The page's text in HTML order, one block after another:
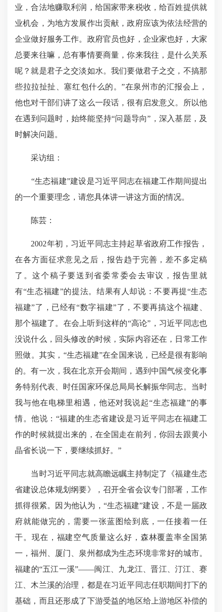
业，合法地赚取利润，给国家带来税收，给百姓提供就
业机会，为地方发展作出贡献，政府应该为依法经营的
企业做好服务工作。政府官员也好，企业家也好，大家
总要来往嘛，总有事情要商量，你来我往，是什么关系
呢？就是君子之交淡如水。我们要做君子之交，不搞那
些拉拉扯扯、塞红包什么的。”在泉州市的汇报会上，
他也对干部们讲了这么一段话，很有启发意义。所以他
在遇到问题时，始终能坚持“问题导向”，深入基层，及
时解决问题。
采访组：
“生态福建”建设是习近平同志在福建工作期间提出
的一个重要理念，请您具体讲一讲这方面的情况。
陈芸：
2002年初，习近平同志主持起草省政府工作报告，
在各方面征求意见之后，报告趋于完善，差不多定稿
了。这个稿子要送到省委常委会去审议，报告里就
有“生态福建”的提法。结果有人却说：不要再提“生态
福建”了，已经有“数字福建”了，不要再搞这个福建、
那个福建了。在会上听到这样的“高论”，习近平同志也
没说什么，回头修改的时候，实际内容还在，日常工作
照做。其实，“生态福建”在全国来说，已经是很有影响
的。有一次，我在北京开会期间，遇到中国气候变化事
务特别代表、时任国家环保总局局长解振华同志。当时
我与他在电梯里相遇，他还对我说起“生态福建”的事
情。他说：“福建的生态省建设是习近平同志在福建工
作的时候就提出来的，在全国走在前列，你回去跟黄小
晶省长说一下，要继续抓好。”
当时习近平同志就高瞻远瞩主持制定了《福建生态
省建设总体规划纲要》，召开全省会议专门部署，工作
抓得很紧。因为他认为，“生态福建”建设，不是一届政
府就能做完的，需要一张蓝图绘到底，一任接着一任
干。现在，福建空气质量这么好，森林覆盖率全国第
一，福州、厦门、泉州都成为生态环境非常好的城市。
福建的“五江一溪”——闽江、九龙江、晋江、汀江、赛
江、木兰溪的治理，都是在习近平同志任职期间打下的
基础，而且还形成了下游受益的地区给上游地区补偿的